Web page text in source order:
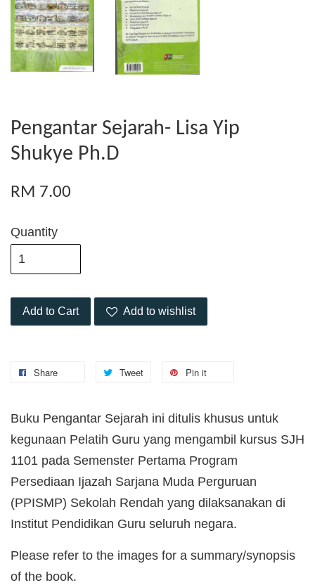
Pengantar Sejarah- Lisa Yip
Shukye Ph.D
RM 7.00
Quantity
Add to Cart Add to wishlist
Share Tweet Pin it
Buku Pengantar Sejarah ini ditulis khusus untuk
kegunaan Pelatih Guru yang mengambil kursus SJH
1101 pada Semenster Pertama Program
Persediaan Ijazah Sarjana Muda Perguruan
(PPISMP) Sekolah Rendah yang dilaksanakan di
Institut Pendidikan Guru seluruh negara.
Please refer to the images for a summary/synopsis
of the book.